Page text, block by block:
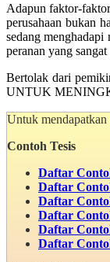
Adapun faktor-
perusahaan bukan
sedang
peranan yang
Bertolak dari
UNTUK
Untuk
Contoh Tesis
Daftar
Daftar
Daftar
Daftar
Daftar
Daftar